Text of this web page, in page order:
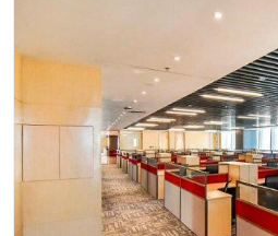
福田中心区写字楼租赁
深圳宝安
罗湖水贝